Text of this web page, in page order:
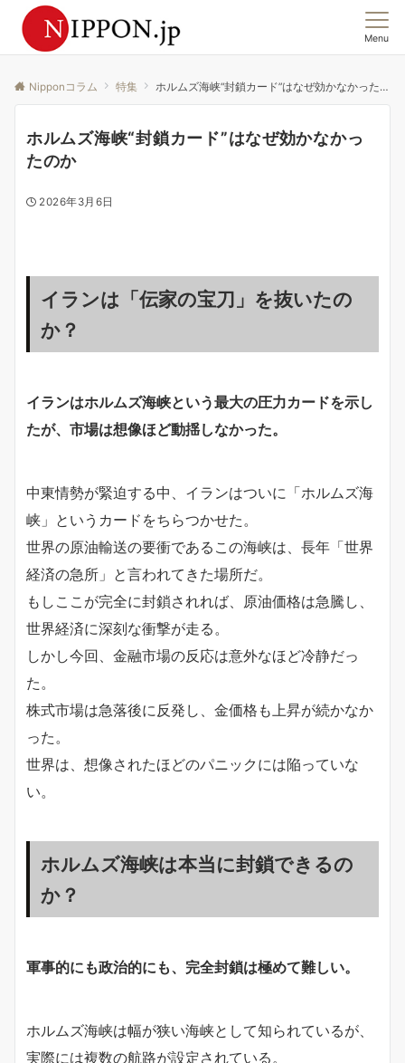
Menu
Nipponコラム 特集 ホルムズ海峡“封鎖カード”はなぜ効かなかったのか
ホルムズ海峡“封鎖カード”はなぜ効かなかっ
たのか
2026年3月6日
イランは「伝家の宝刀」を抜いたの
か？
イランはホルムズ海峡という最大の圧力カードを示し
たが、市場は想像ほど動揺しなかった。
中東情勢が緊迫する中、イランはついに「ホルムズ海
峡」というカードをちらつかせた。
世界の原油輸送の要衝であるこの海峡は、長年「世界
経済の急所」と言われてきた場所だ。
もしここが完全に封鎖されれば、原油価格は急騰し、
世界経済に深刻な衝撃が走る。
しかし今回、金融市場の反応は意外なほど冷静だっ
た。
株式市場は急落後に反発し、金価格も上昇が続かなか
った。
世界は、想像されたほどのパニックには陥っていな
い。
ホルムズ海峡は本当に封鎖できるの
か？
軍事的にも政治的にも、完全封鎖は極めて難しい。
ホルムズ海峡は幅が狭い海峡として知られているが、
実際には複数の航路が設定されている。